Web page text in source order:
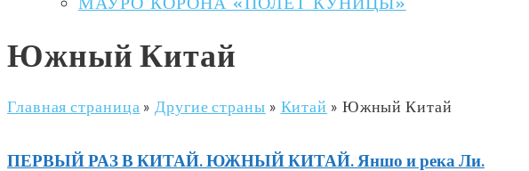
МАУРО КОРОНА «ПОЛЕТ КУНИЦЫ»
Южный Китай
Главная страница » Другие страны » Китай » Южный Китай
ПЕРВЫЙ РАЗ В КИТАЙ. ЮЖНЫЙ КИТАЙ. Яншо и река Ли.